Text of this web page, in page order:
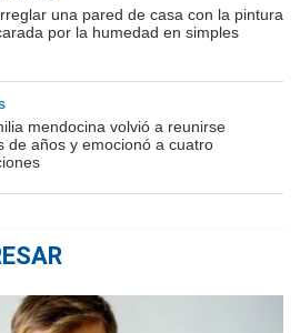
una pared de casa con la pintura
por la humedad en simples
mendocina volvió a reunirse
de años y emocionó a cuatro